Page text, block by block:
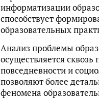
информатизации
способствует
образовательных
Анализ проблемы
осуществляется сквозь
повседневности и
позволяют более
феномена